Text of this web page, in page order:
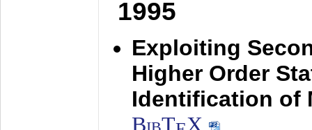
1995
Exploiting
Higher Order
Identification of
BibT X